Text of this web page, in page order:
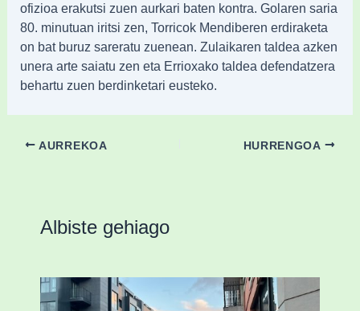
ofizioa erakutsi zuen aurkari baten kontra. Golaren saria
80. minutuan iritsi zen, Torricok Mendiberen erdiraketa
on bat buruz sareratu zuenean. Zulaikaren taldea azken
unera arte saiatu zen eta Errioxako taldea defendatzera
behartu zuen berdinketari eusteko.
AURREKOA HURRENGOA
Albiste gehiago